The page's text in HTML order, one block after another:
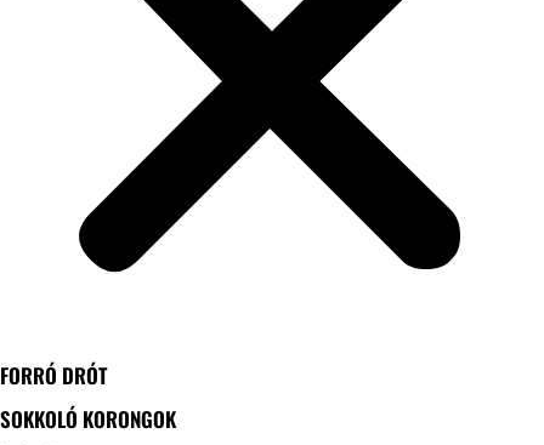
FORRÓ DRÓT
SOKKOLÓ KORONGOK